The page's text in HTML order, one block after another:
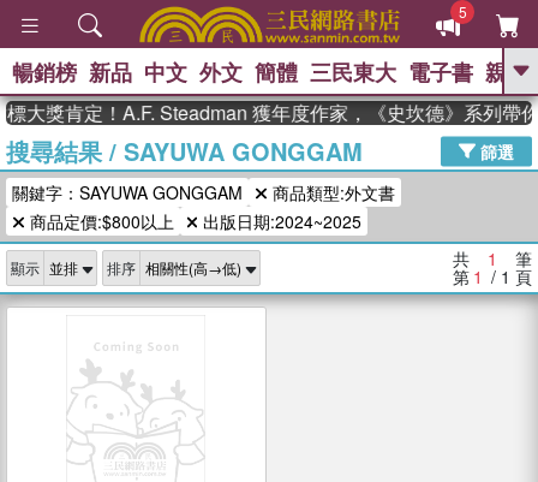
5
GO
熱搜： 東野圭吾 、 高希均教授回憶錄
、 The Odyssey 、 父親節 、 如果歷
史是一群喵 、 暑期推薦
獎 臺灣漫遊錄 、
登輝時代 、 數學女孩：黎曼猜想 、
偉大的迷走神經
暢銷榜 新品 中文 外文 簡體 三民東大 電子書 親子
大獎肯定！A.F. Steadman 獲年度作家，《史坎德》系列帶
搜尋結果/ SAYUWA GONGGAM
篩選
關鍵字：SAYUWA GONGGAM
商品類型:外文書
商品定價:$800以上
出版日期:2024~2025
顯示 排序 共 1 筆
第 1 / 1 頁